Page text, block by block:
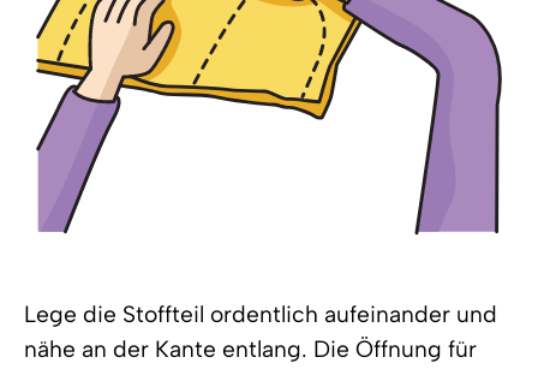
Lege die Stoffteil ordentlich aufeinander und
nähe an der Kante entlang. Die Öffnung für